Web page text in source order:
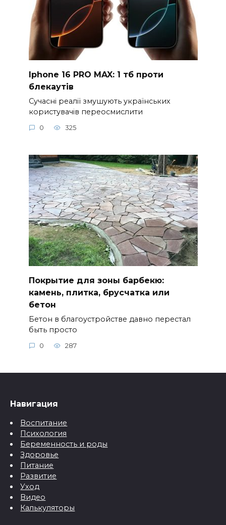
Iphone 16 PRO MAX: 1 тб проти
блекаутів
Сучасні реалії змушують українських
користувачів переосмислити
0 325
Покрытие для зоны барбекю:
камень, плитка, брусчатка или
бетон
Бетон в благоустройстве давно перестал
быть просто
0 287
Навигация
Воспитание
Психология
Беременность и роды
Здоровье
Питание
Развитие
Уход
Видео
Калькуляторы